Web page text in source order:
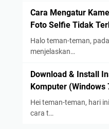
Cara Mengatur
Foto Selfie Tidak
Halo teman-teman,
menjelaskan…
Download & Install
Komputer (Windows
Hei teman-teman, hari
cara t…